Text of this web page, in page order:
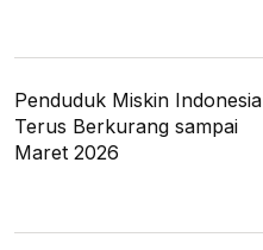
Penduduk Miskin Indonesia
Terus Berkurang sampai
Maret 2026